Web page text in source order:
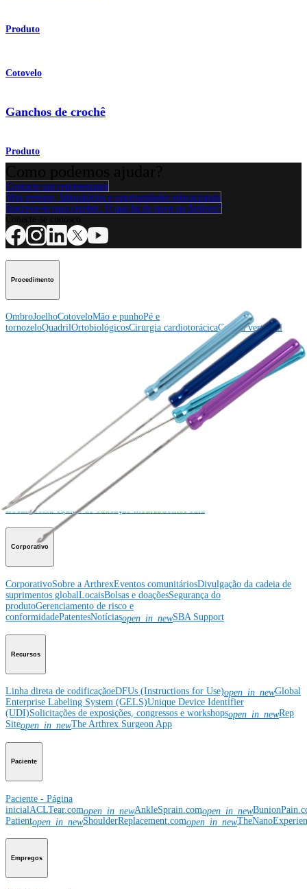
Produto
Cotovelo
Ganchos de crochê
Produto
Contacte um representante
Veja eventos, laboratórios e oportunidades educacionais
Inscreva-se para receber: O que há de novo na Arthrex?
Procedimento
OmbroJoelhoCotoveloMão e punhoPé e
tornozeloQuadrilOrtobiológicosCirurgia cardiotorácicaColuna vertebral
Mão e punhoPé e
OrtobiológicosCirurgia cardiotorácicaColuna
Imagem e ressecção
Educação médica
Educação médica Descrição dos cursos
LocaisNossa equipe de educação médicaOrthoPedia
Corporativo
CorporativoSobre a ArthrexEventos comunitáriosDivulgação da cadeia de
suprimentos globalLocaisBolsas e doaçõesSegurança do
produtoGerenciamento de risco e
conformidadePatentesNotíciasopen_in_newSBA Support
Recursos
Linha direta de codificaçãoeDFUs (Instructions for Use)open_in_newGlobal
Enterprise Labeling System (GELS)Unique Device Identifier
(UDI)Solicitações de exposições, congressos e workshopsopen_in_newRep
Siteopen_in_newThe Arthrex Surgeon App
Paciente
Paciente - Página
inicialACLTear.comopen_in_newAnkleSprain.comopen_in_new
Patientopen_in_newShoulderReplacement.comopen_in_new
Empregos